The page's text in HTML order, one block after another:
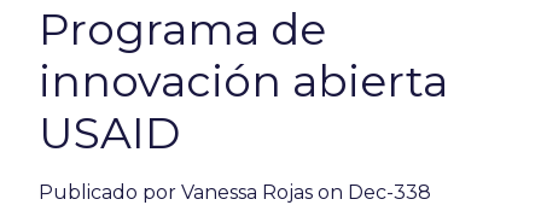
Programa de
innovación abierta
USAID
Publicado por Vanessa Rojas on Dec-338